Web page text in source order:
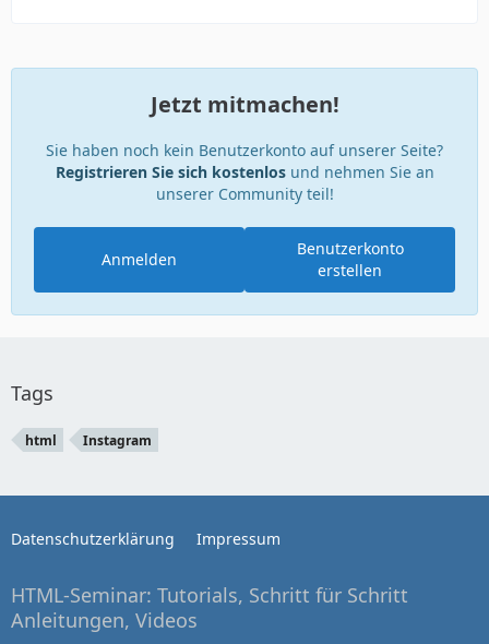
Jetzt mitmachen!
Sie haben noch kein Benutzerkonto auf unserer Seite?
Registrieren Sie sich kostenlosund nehmen Sie an
unserer Community teil!
Benutzerkonto
erstellen
Anmelden
Tags
html Instagram
Datenschutzerklärung Impressum
HTML-Seminar: Tutorials, Schritt für Schritt
Anleitungen, Videos